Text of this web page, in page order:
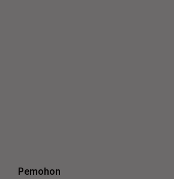
Pemohon